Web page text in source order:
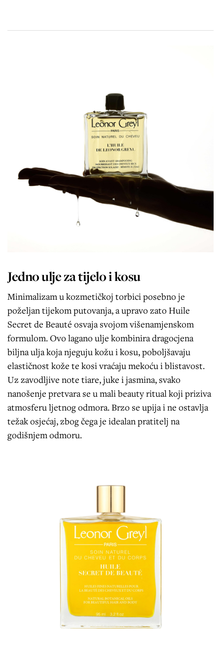
Jedno ulje za tijelo i kosu
Minimalizam u kozmetičkoj torbici posebno je
poželjan tijekom putovanja, a upravo zato Huile
Secret de Beauté osvaja svojom višenamjenskom
formulom. Ovo lagano ulje kombinira dragocjena
biljna ulja koja njeguju kožu i kosu, poboljšavaju
elastičnost kože te kosi vraćaju mekoću i blistavost.
Uz zavodljive note tiare, juke i jasmina, svako
nanošenje pretvara se u mali beauty ritual koji priziva
atmosferu ljetnog odmora. Brzo se upija i ne ostavlja
težak osjećaj, zbog čega je idealan pratitelj na
godišnjem odmoru.